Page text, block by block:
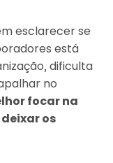
esclarecer se
está
dificulta
no
focar na
os